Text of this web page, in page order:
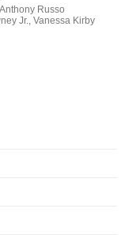
Russo
Jr., Vanessa Kirby